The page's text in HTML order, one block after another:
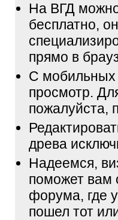
На ВГД можно
бесплатно,
прямо в
С мобильных
просмотр.
пожалуйста,
древа
Надеемся,
поможет вам
форума, где
пошел тот